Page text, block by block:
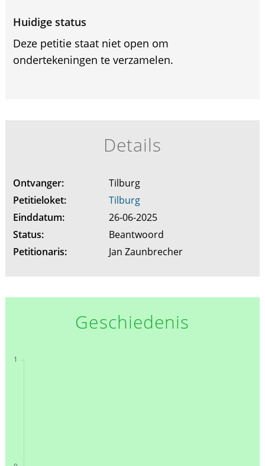
Huidige status
Deze petitie staat niet open om
ondertekeningen te verzamelen.
Details
Ontvanger:
Tilburg
Petitieloket:
Tilburg
Einddatum:
26-06-2025
Status:
Beantwoord
Petitionaris:
Jan Zaunbrecher
Geschiedenis